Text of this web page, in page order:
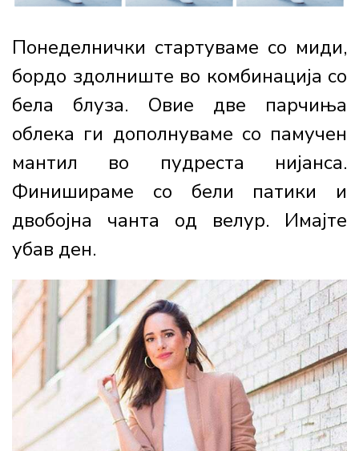
Понеделнички стартуваме со миди,
бордо здолниште во комбинација со
бела блуза. Овие две парчиња
облека ги дополнуваме со памучен
мантил во пудреста нијанса.
Финишираме со бели патики и
двобојна чанта од велур. Имајте
убав ден.